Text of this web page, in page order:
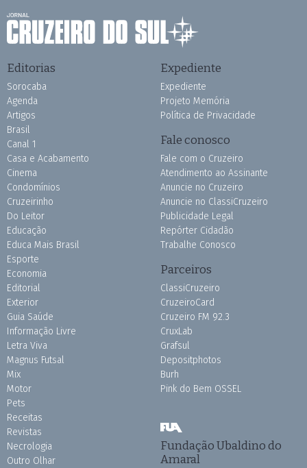
Editorias
Sorocaba
Agenda
Artigos
Brasil
Canal 1
Casa e Acabamento
Cinema
Condomínios
Cruzeirinho
Do Leitor
Educação
Educa Mais Brasil
Esporte
Economia
Editorial
Exterior
Guia Saúde
Informação Livre
Letra Viva
Magnus Futsal
Mix
Motor
Pets
Receitas
Revistas
Necrologia
Outro Olhar
Expediente
Expediente
Projeto Memória
Política de Privacidade
Fale conosco
Fale com o Cruzeiro
Atendimento ao Assinante
Anuncie no Cruzeiro
Anuncie no ClassiCruzeiro
Publicidade Legal
Repórter Cidadão
Trabalhe Conosco
Parceiros
ClassiCruzeiro
CruzeiroCard
Cruzeiro FM 92.3
CruxLab
Grafsul
Depositphotos
Burh
Pink do Bem OSSEL
Fundação Ubaldino do
Amaral